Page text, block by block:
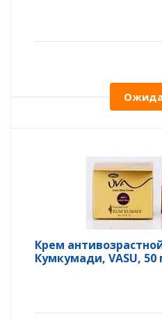
Крем
Кумкумади, VASU, 50